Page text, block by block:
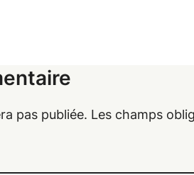
pas publiée. Les champs